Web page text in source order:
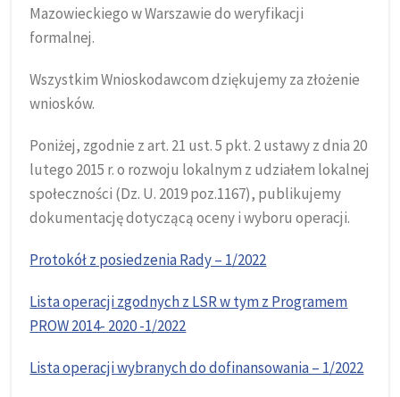
Mazowieckiego w Warszawie do weryfikacji
formalnej.
Wszystkim Wnioskodawcom dziękujemy za złożenie
wniosków.
Poniżej, zgodnie z art. 21 ust. 5 pkt. 2 ustawy z dnia 20
lutego 2015 r. o rozwoju lokalnym z udziałem lokalnej
społeczności (Dz. U. 2019 poz.1167), publikujemy
dokumentację dotyczącą oceny i wyboru operacji.
Protokół z posiedzenia Rady – 1/2022
Lista operacji zgodnych z LSR w tym z Programem
PROW 2014- 2020 -1/2022
Lista operacji wybranych do dofinansowania – 1/2022